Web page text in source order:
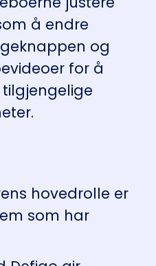
å endre
og
for å
hovedrolle er
som har